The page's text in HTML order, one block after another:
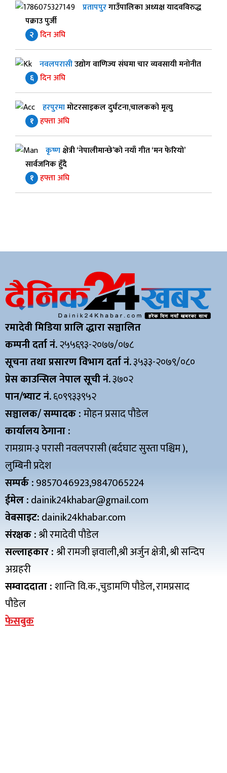
प्रतापपुरगाउँपालिका अध्यक्ष यादवविरुद्ध
पक्राउ पुर्जी
२ दिन अघि
नवलपरासीउद्योग वाणिज्य संघमा चार व्यवसायी मनोनीत
६ दिन अघि
हरपुरमामोटरसाइकल दुर्घटना,चालकको मृत्यु
१ हफ्ता अघि
कृष्णक्षेत्री ‘नेपालीमान्छे’को नयाँ गीत ‘मन फेरियो’
सार्वजनिक हुँदै
१ हफ्ता अघि
रमादेवी मिडिया प्रालि द्धारा सञ्चालित
कम्पनी दर्ता नं.२५५६९३-२०७७/०७८
सूचना तथा प्रसारण विभाग दर्ता नं.३५३३-२०७९/०८०
प्रेस काउन्सिल नेपाल सूची नं.३७०२
पान/भ्याट नं.६०९९३३९५२
सञ्चालक/ सम्पादक :मोहन प्रसाद पौडेल
कार्यालय ठेगाना :
रामग्राम-३ परासी नवलपरासी (बर्दघाट सुस्ता पश्चिम ),
लुम्बिनी प्रदेश
सम्पर्क :9857046923,9847065224
ईमेल :dainik24khabar@gmail.com
वेबसाइट:dainik24khabar.com
संरक्षक :श्री रमादेवी पौडेल
सल्लाहकार :श्री रामजी ज्ञवाली,श्री अर्जुन क्षेत्री, श्री सन्दिप
अग्रहरी
सम्वाददाता :शान्ति वि.क.,चुडामणि पौडेल, रामप्रसाद
पौडेल
फेसबुक